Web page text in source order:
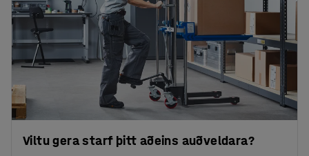
Viltu gera starf þitt aðeins auðveldara?